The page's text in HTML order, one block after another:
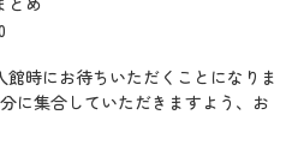
時にお待ちいただくことになりま
に集合していただきますよう、お